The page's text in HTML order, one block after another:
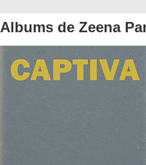
Albums de Zeena